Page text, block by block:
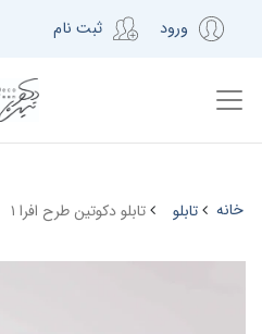
ورود ثبت نام
خانه تابلو تابلو دکوتین طرح افرا ۱